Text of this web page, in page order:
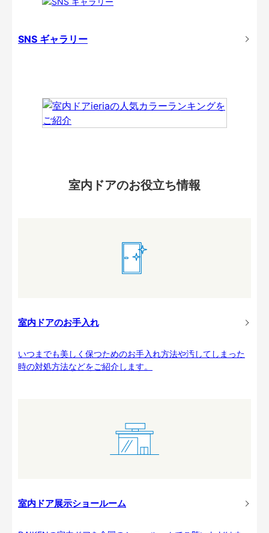
SNS ギャラリー
室内ドアのお役立ち情報
室内ドアのお手入れ
いつまでも美しく保つためのお手入れ方法や汚してしまった
時の対処方法などをご紹介します。
室内ドア展示ショールーム